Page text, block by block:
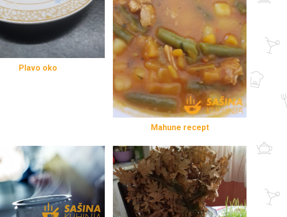
Plavo oko
Mahune recept